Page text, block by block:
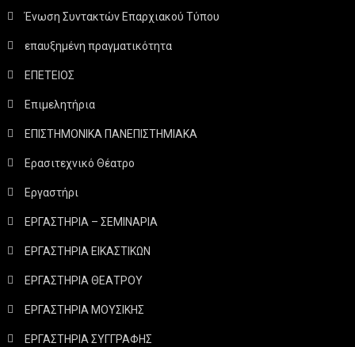
Ένωση Συντακτών Επαρχιακού Τύπου
επαυξημένη πραγματικότητα
ΕΠΕΤΕΙΟΣ
Επιμελητήρια
ΕΠΙΣΤΗΜΟΝΙΚΑ ΠΑΝΕΠΙΣΤΗΜΙΑΚΑ
Ερασιτεχνικό Θέατρο
Εργαστήρι
ΕΡΓΑΣΤΗΡΙΑ – ΣΕΜΙΝΑΡΙΑ
ΕΡΓΑΣΤΗΡΙΑ ΕΙΚΑΣΤΙΚΩΝ
ΕΡΓΑΣΤΗΡΙΑ ΘΕΑΤΡΟΥ
ΕΡΓΑΣΤΗΡΙΑ ΜΟΥΣΙΚΗΣ
ΕΡΓΑΣΤΗΡΙΑ ΣΥΓΓΡΑΦΗΣ